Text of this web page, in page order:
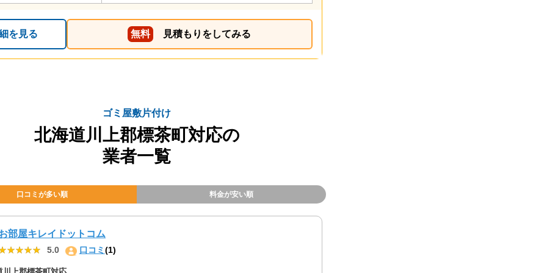
を見る 無料 見積もりをしてみる
ゴミ屋敷片付け
北海道川上郡標茶町対応の
業者一覧
口コミが多い順 料金が安い順
部屋キレイドットコム
5.0 口コミ(1)